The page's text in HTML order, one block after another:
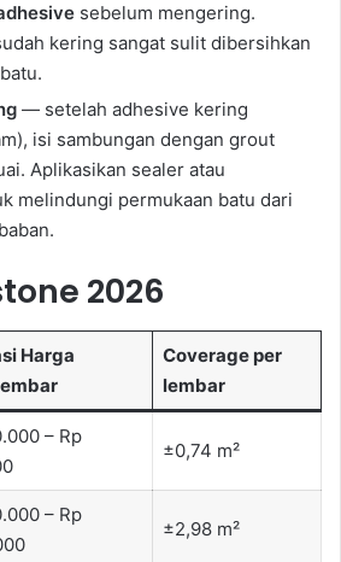
sebelum mengering.
kering sangat sulit dibersihkan
— setelah adhesive kering
isi sambungan dengan grout
Aplikasikan sealer atau
melindungi permukaan batu dari
2026
Harga
Coverage per
lembar
– Rp
±0,74 m²
– Rp
±2,98 m²